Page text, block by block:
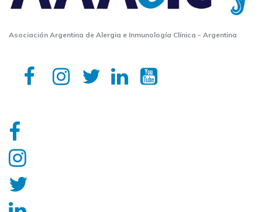
Asociación Argentina de Alergia e Inmunología Clínica - Argentina